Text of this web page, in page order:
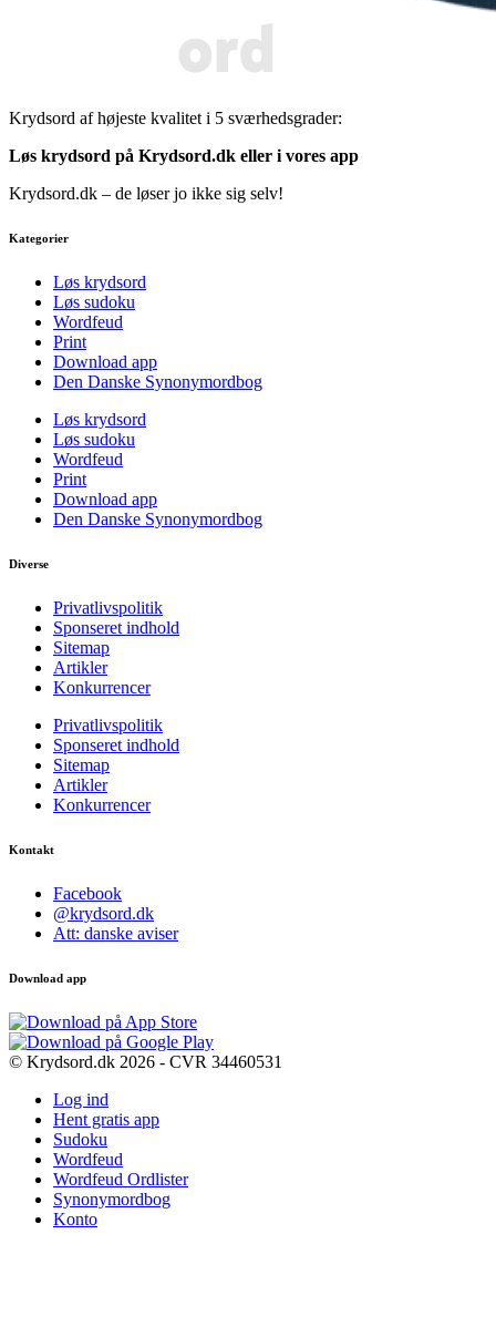
Krydsord af højeste kvalitet i 5 sværhedsgrader:
Løs krydsord på Krydsord.dk eller i vores app
Krydsord.dk – de løser jo ikke sig selv!
Kategorier
Løs krydsord
Løs sudoku
Wordfeud
Print
Download app
Den Danske Synonymordbog
Løs krydsord
Løs sudoku
Wordfeud
Print
Download app
Den Danske Synonymordbog
Diverse
Privatlivspolitik
Sponseret indhold
Sitemap
Artikler
Konkurrencer
Privatlivspolitik
Sponseret indhold
Sitemap
Artikler
Konkurrencer
Kontakt
Facebook
@krydsord.dk
Att: danske aviser
Download app
© Krydsord.dk 2026 - CVR 34460531
Log ind
Hent gratis app
Sudoku
Wordfeud
Wordfeud Ordlister
Synonymordbog
Konto